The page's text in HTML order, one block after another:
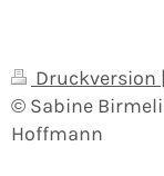
Druckversion |
© Sabine
Hoffmann